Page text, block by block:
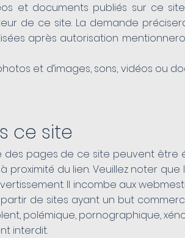
et documents publiés sur ce
de ce site. La demande
après autorisation
et d’images, sons, vidéos ou
ce site
des pages de ce site peuvent être
du lien. Veuillez noter
Il incombe aux
partir de sites ayant un but
polémique, pornographique,
interdit.